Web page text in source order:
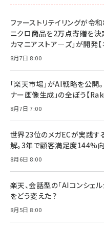
ファーストリテイリングが
ニクロ商品を2万点寄贈を決
カマニアストア―ズ」が開発【
8月7日 8:00
「楽天市場」がAI戦略を公開。
ナー画像生成」の全ぼう【
8月7日 7:00
世界23位のメガECが実践す
解。3年で顧客満足度144%
8月6日 8:00
楽天、会話型の「AIコンシェ
をどう変えた？
8月5日 8:00